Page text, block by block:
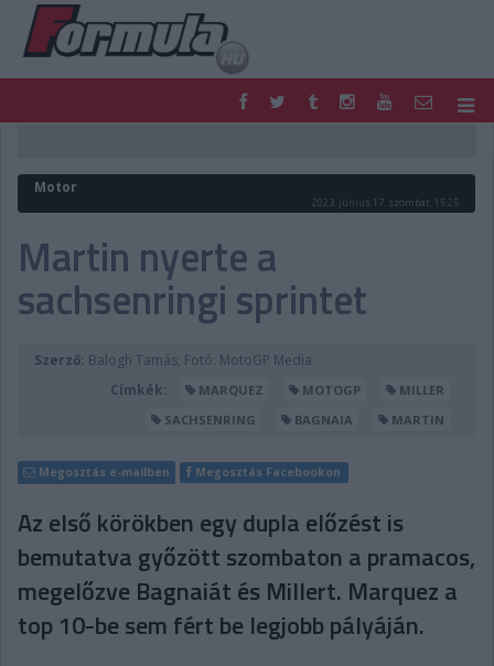
FORMULA
MOTOR
PODCAST
SHOP
TIPPJÁTÉK
DIGITÁLIS MAGAZIN
PONTÁLLÁSOK
Motor
2023. június 17. szombat, 15:25
Martin nyerte a
sachsenringi sprintet
Szerző: Balogh Tamás; Fotó: MotoGP Media
Címkék:
MARQUEZ MOTOGP
MILLER
SACHSENRING
BAGNAIA MARTIN
Megosztás e-mailben Megosztás Facebookon
Az első körökben egy dupla előzést is
bemutatva győzött szombaton a pramacos,
megelőzve Bagnaiát és Millert. Marquez a
top 10-be sem fért be legjobb pályáján.